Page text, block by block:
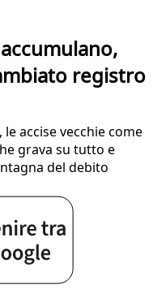
registro
accise vecchie come
grava su tutto e
del debito